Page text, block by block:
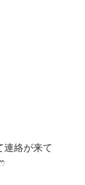
連絡が来て